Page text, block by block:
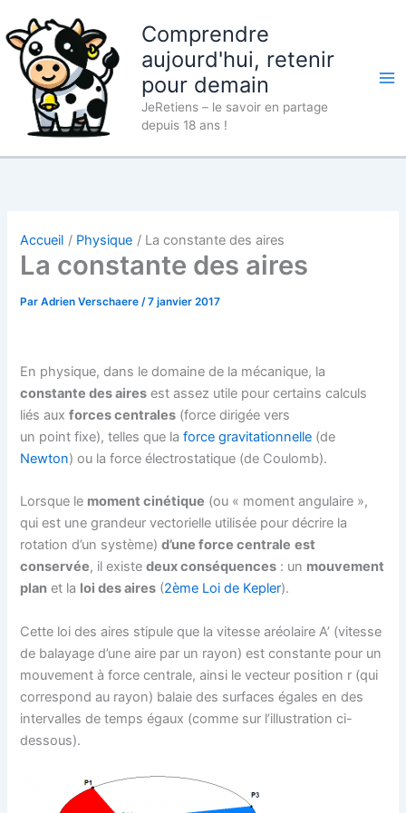
au
contenu
Comprendre
aujourd'hui, retenir
pour demain
JeRetiens – le savoir en partage
depuis 18 ans !
Accueil Physique La constante des aires
La constante des aires
ParAdrien Verschaere/7 janvier 2017
En physique, dans le domaine de la mécanique, la
constante des aires est assez utile pour certains calculs
liés auxforces centrales (force dirigée vers
un point fixe), telles que laforce gravitationnelle (de
Newton) ou la force électrostatique (de Coulomb).
Lorsque le moment cinétique (ou « moment angulaire »,
qui est une grandeur vectorielle utilisée pour décrire la
rotation d’un système)d’une force centrale est
conservée, il existedeux conséquences : un mouvement
plan et la loi des aires (2ème Loi de Kepler).
Cette loi des aires stipule que la vitesse aréolaire A’ (vitesse
de balayage d’une aire par un rayon) est constante pour un
mouvement à force centrale, ainsi le vecteur position r (qui
correspond au rayon) balaie des surfaces égales en des
intervalles de temps égaux (comme sur l’illustration ci-
dessous).